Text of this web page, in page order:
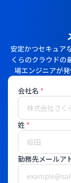
安定かつセキュア
くらのクラウドの
場エンジニアが
会社名 *
姓 *
勤務先メールア